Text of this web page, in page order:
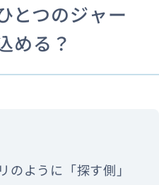
とつのジャー
める？
のように「探す側」